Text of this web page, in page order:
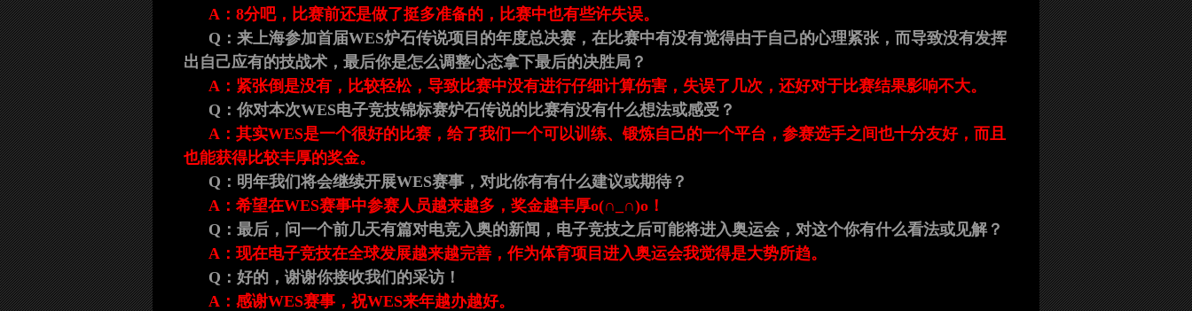
A：8分吧，比赛前还是做了挺多准备的，比赛中也有些许失误。
Q：来上海参加首届WES炉石传说项目的年度总决赛，在比赛中有没有觉得由于自己的心理紧张，而导致没有发挥
出自己应有的技战术，最后你是怎么调整心态拿下最后的决胜局？
A：紧张倒是没有，比较轻松，导致比赛中没有进行仔细计算伤害，失误了几次，还好对于比赛结果影响不大。
Q：你对本次WES电子竞技锦标赛炉石传说的比赛有没有什么想法或感受？
A：其实WES是一个很好的比赛，给了我们一个可以训练、锻炼自己的一个平台，参赛选手之间也十分友好，而且
也能获得比较丰厚的奖金。
Q：明年我们将会继续开展WES赛事，对此你有有什么建议或期待？
A：希望在WES赛事中参赛人员越来越多，奖金越丰厚o(∩_∩)o！
Q：最后，问一个前几天有篇对电竞入奥的新闻，电子竞技之后可能将进入奥运会，对这个你有什么看法或见解？
A：现在电子竞技在全球发展越来越完善，作为体育项目进入奥运会我觉得是大势所趋。
Q：好的，谢谢你接收我们的采访！
A：感谢WES赛事，祝WES来年越办越好。